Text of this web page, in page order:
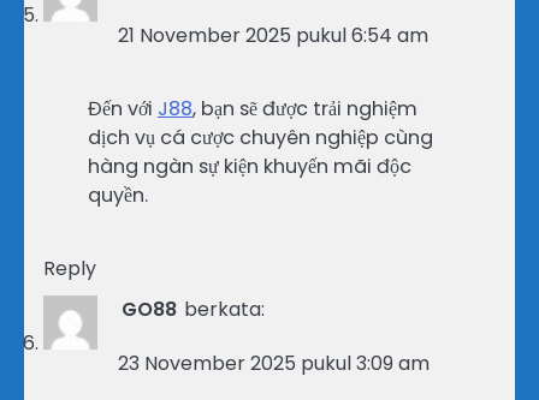
21 November 2025 pukul 6:54 am
Đến với J88, bạn sẽ được trải nghiệm
dịch vụ cá cược chuyên nghiệp cùng
hàng ngàn sự kiện khuyến mãi độc
quyền.
Reply
GO88 berkata:
23 November 2025 pukul 3:09 am